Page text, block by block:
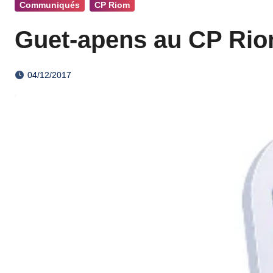
Communiqués CP Riom
Guet-apens au CP
04/12/2017